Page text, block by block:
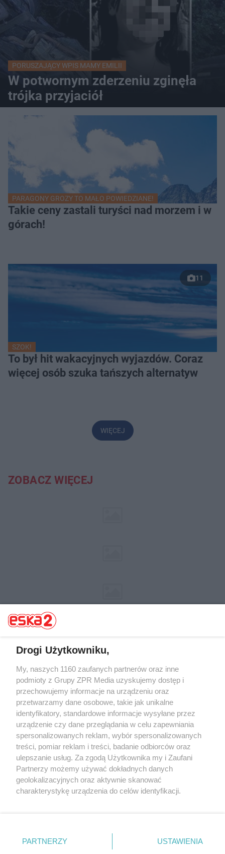
PORUSZAJĄCY WPIS MAMY EMILII
W potwornym zderzeniu zginęła
trójka przyjaciół
PARAGONY GROZY TO MAŁO POWIEDZIANE!
Takie ceny zastali turyści nad morzem i w
górach!
11
SZOK!
To był hit wakacyjnych wyjazdów. Coraz
więcej osób szuka tańszych alternatyw
WIĘCEJ
ZOBACZ WIĘCEJ
Żaden utwór zamieszczony w serwisie nie może być powielany i
rozpowszechniany lub dalej rozpowszechniany w jakikolwiek sposób (w
tym także elektroniczny lub mechaniczny) na jakimkolwiek polu
eksploatacji w jakiejkolwiek formie, włącznie z umieszczaniem w
Internecie bez pisemnej zgody właściciela praw. Jakiekolwiek użycie lub
wykorzystanie utworów w całości lub w części z naruszeniem prawa,
tzn. bez właściwej zgody, jest zabronione pod groźbą kary i może być
ścigane prawnie.
Drogi Użytkowniku,
My, naszych 1160 zaufanych partnerów oraz inne
podmioty z Grupy ZPR Media uzyskujemy dostęp i
przechowujemy informacje na urządzeniu oraz
przetwarzamy dane osobowe, takie jak unikalne
identyfikatory, standardowe informacje wysyłane przez
urządzenie czy dane przeglądania w celu zapewniania
spersonalizowanych reklam, wybór spersonalizowanych
treści, pomiar reklam i treści, badanie odbiorców oraz
ulepszanie usług. Za zgodą Użytkownika my i Zaufani
Partnerzy możemy używać dokładnych danych
geolokalizacyjnych oraz aktywnie skanować
charakterystykę urządzenia do celów identyfikacji.
zmienić/wycofać klikając przycisk ustawień prywatności
znajdujący się w lewym dolnym rogu strony
PARTNERZY USTAWIENIA